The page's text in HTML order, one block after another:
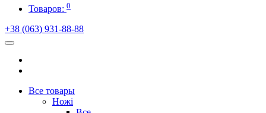
Товаров: 0
+38 (063) 931-88-88
Все товары
Ножі